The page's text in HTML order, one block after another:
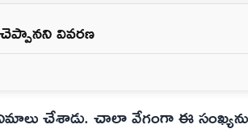
వివరణ
చేశాడు. చాలా వేగంగా ఈ